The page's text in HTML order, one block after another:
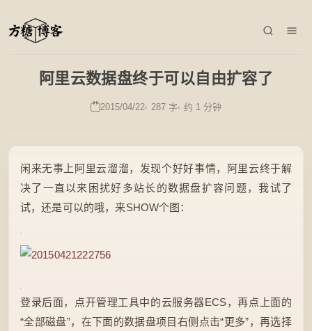
阿里云数据盘终于可以自由扩容了
2015/04/22 287 字 约 1 分钟
闲来无事上阿里云溜溜，发现个好好事情，阿里云终于解
决了一直以来困扰好多站长的数据盘扩容问题，我试了
试，还是可以的哦，来SHOW个图：
登录后面，点开管理工具中的云服务器ECS，再点上面的
“全部磁盘”，在下面的数据盘项目右侧点击“更多”，再选择